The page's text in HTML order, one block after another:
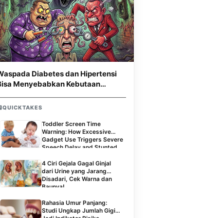
Diabetes dan Hipertensi
Menyebabkan Kebutaan
QUICKTAKES
Toddler Screen Time
Warning: How Excessive
Gadget Use Triggers Severe
Speech Delay and Stunted
4 Ciri Gejala Gagal Ginjal
dari Urine yang Jarang
Disadari, Cek Warna dan
Baunya!
Rahasia Umur Panjang:
Studi Ungkap Jumlah Gigi